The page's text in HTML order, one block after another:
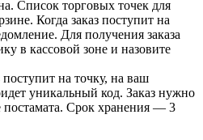
Список торговых точек для
Когда заказ поступит на
Для получения заказа
в кассовой зоне и назовите
поступит на точку, на ваш
уникальный код. Заказ нужно
постамата. Срок хранения — 3